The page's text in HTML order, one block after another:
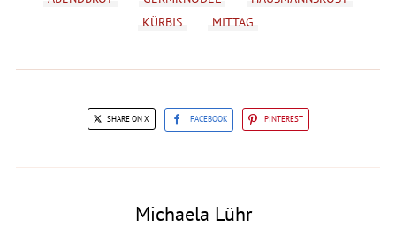
KÜRBIS
MITTAG
SHARE ON X FACEBOOK PINTEREST
Michaela Lühr